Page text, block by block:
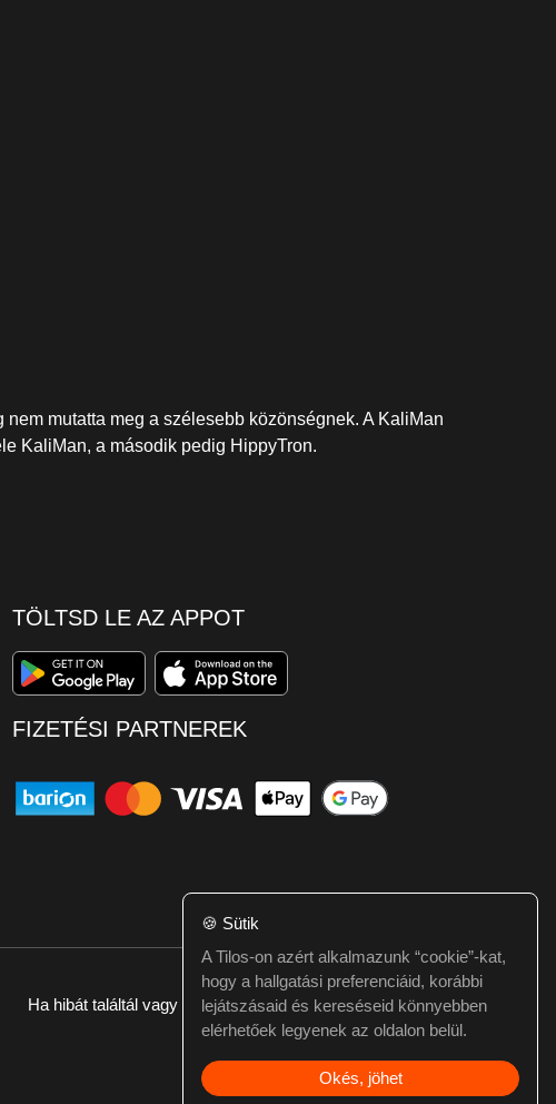
mutatta meg a szélesebb közönségnek. A KaliMan
KaliMan, a második pedig HippyTron.
TÖLTSD LE AZ APPOT
FIZETÉSI PARTNEREK
Ha hibát találtál vagy kérdésed van itt jelezd:webmester@tilos.hu
🍪 Sütik
A Tilos-on azért alkalmazunk “cookie”-kat,
hogy a hallgatási preferenciáid, korábbi
lejátszásaid és kereséseid könnyebben
elérhetőek legyenek az oldalon belül.
Okés, jöhet